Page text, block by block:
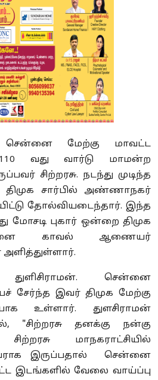
சென்னை மேற்கு மாவட்ட
110 வது வார்டு மாமன்ற
சிற்றரசு. நடந்து முடிந்த
திமுக சார்பில் அண்ணாநகர்
தோல்வியடைந்தார். இந்த
மோசடி புகார் ஒன்றை திமுக
காவல் ஆணையர்
அளித்துள்ளார்.
சென்னை
சேர்ந்த இவர் திமுக மேற்கு
உள்ளார். துளசிராமன்
"சிற்றரசு தனக்கு நன்கு
மாநகராட்சியில்
இருப்பதால் சென்னை
இடங்களில் வேலை வாய்ப்பு